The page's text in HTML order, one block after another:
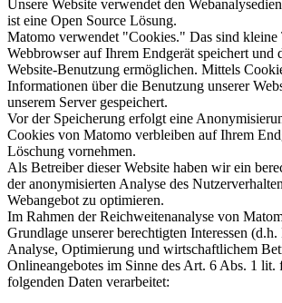
Unsere Website verwendet den
ist eine Open Source Lösung.
Matomo verwendet "Cookies." Das sind kleine
Webbrowser auf Ihrem Endgerät speichert und
Website-Benutzung ermöglichen. Mittels
Informationen über die Benutzung unserer
unserem Server gespeichert.
Vor der Speicherung erfolgt eine
Cookies von Matomo verbleiben auf Ihrem
Löschung vornehmen.
Als Betreiber dieser Website haben wir ein
der anonymisierten Analyse des
Webangebot zu optimieren.
Im Rahmen der Reichweitenanalyse von
Grundlage unserer berechtigten Interessen (d.h.
Analyse, Optimierung und wirtschaftlichem
Onlineangebotes im Sinne des Art. 6 Abs. 1
folgenden Daten verarbeitet: